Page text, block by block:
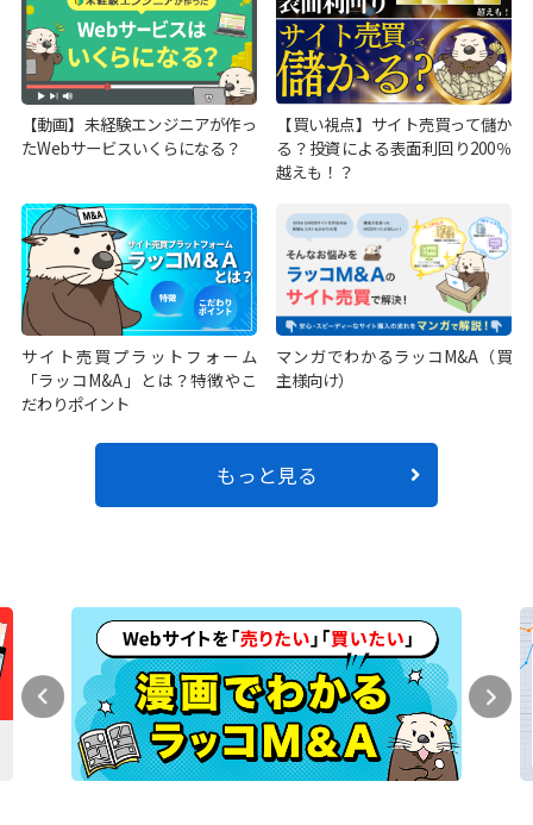
【動画】未経験エンジニアが作っ
たWebサービスいくらになる？
【買い視点】サイト売買って儲か
る？投資による表面利回り200％
越えも！？
サイト売買プラットフォーム
「ラッコM&A」とは？特徴やこ
だわりポイント
マンガでわかるラッコM&A（買
主様向け）
もっと見る